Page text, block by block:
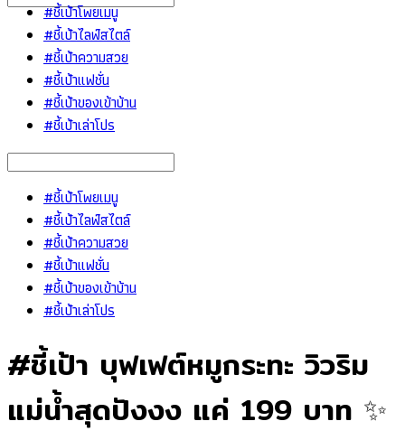
#ชี้เป้าโพยเมนู
#ชี้เป้าไลฟ์สไตล์
#ชี้เป้าความสวย
#ชี้เป้าแฟชั่น
#ชี้เป้าของเข้าบ้าน
#ชี้เป้าเล่าโปร
#ชี้เป้าโพยเมนู
#ชี้เป้าไลฟ์สไตล์
#ชี้เป้าความสวย
#ชี้เป้าแฟชั่น
#ชี้เป้าของเข้าบ้าน
#ชี้เป้าเล่าโปร
#ชี้เป้า บุฟเฟต์หมูกระทะ วิวริม
แม่น้ำสุดปังงง แค่ 199 บาท ✨